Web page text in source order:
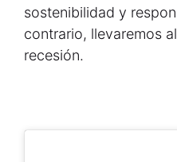
sostenibilidad y
contrario, llevaremos
recesión.